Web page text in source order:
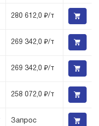
280 612,0 ₽/т
269 342,0 ₽/т
269 342,0 ₽/т
258 072,0 ₽/т
Запрос